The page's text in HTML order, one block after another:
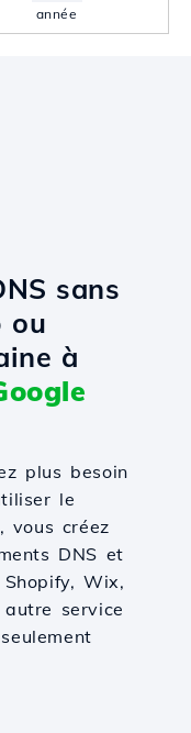
année
sans
ou
à
plus besoin
le
vous créez
DNS et
Wix,
service